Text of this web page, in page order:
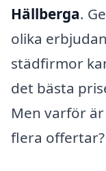
Hällberga.
olika
städfirmor
det bästa
Men varför
flera offertar?